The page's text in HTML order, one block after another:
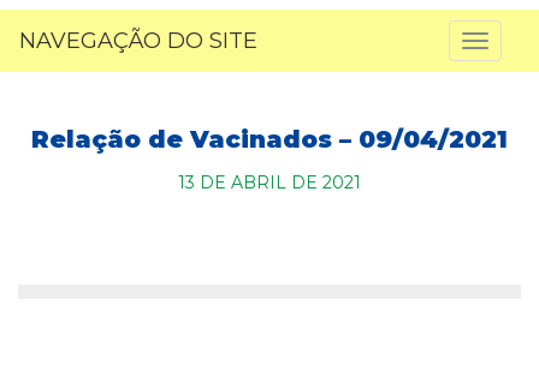
NAVEGAÇÃO DO SITE
Relação de Vacinados – 09/04/2021
13 DE ABRIL DE 2021